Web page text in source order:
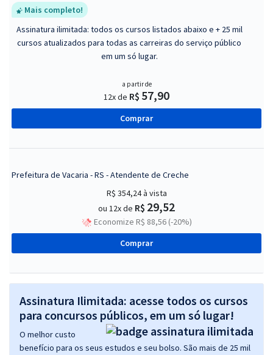
Mais completo!
Assinatura ilimitada: todos os cursos listados abaixo e + 25 mil
cursos atualizados para todas as carreiras do serviço público
em um só lugar.
a partir de
12x de R$ 57,90
Comprar
Prefeitura de Vacaria - RS - Atendente de Creche
R$ 354,24à vista
ou 12x de R$ 29,52
Economize R$ 88,56 (-20%)
Comprar
Assinatura Ilimitada: acesse todos os cursos
para concursos públicos, em um só lugar!
O melhor custo
benefício para os seus estudos e seu bolso. São mais de 25 mil